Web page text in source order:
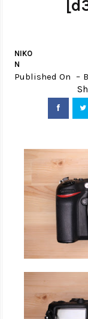
NIKO
N
Published On